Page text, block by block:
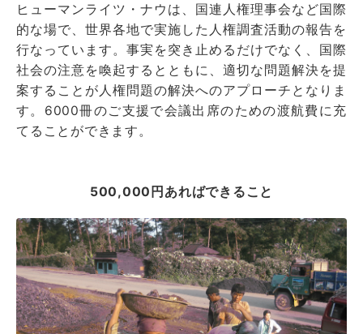
ヒューマンライツ・ナウは、国連人権理事会など国際
的な場で、世界各地で実施した人権調査活動の報告を
行なっています。事実を突き止めるだけでなく、国際
社会の注意を喚起するとともに、適切な問題解決を提
案することが人権問題の解決へのアプローチとなりま
す。6000冊のご支援で会議出席のための渡航費に充
てることができます。
500,000円あればできること